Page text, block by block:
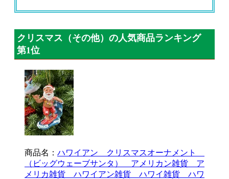
クリスマス（その他）の人気商品ランキング
第1位
商品名： ハワイアン クリスマスオーナメント
（ビッグウェーブサンタ） アメリカン雑貨 ア
メリカ雑貨 ハワイアン雑貨 ハワイ雑貨 ハワ